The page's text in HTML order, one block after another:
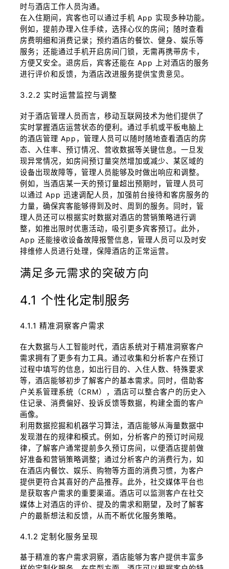
时与酒店工作人员沟通。
在入住期间，宾客也可以通过手机 App 实现多种功能。
例如，提前办理入住手续，选择心仪的房间；随时查看
房费明细和消费记录；预约酒店的餐饮、健身、娱乐等
服务；还能通过手机开启房间门锁，无需再携带房卡，
方便又安全。退房后，宾客还能在 App 上对酒店的服务
进行评价和反馈，为酒店改进服务提供宝贵意见。
3.2.2 实时运营监控与调整
对于酒店管理人员而言，移动互联网技术为他们提供了
实时掌握酒店运营状态的便利。通过手机或平板电脑上
的酒店管理 App，管理人员可以随时随地查看酒店的房
态、入住率、预订情况、营收数据等关键信息。一旦发
现异常情况，如房间预订量突然增加或减少、某区域的
设备出现故障等，管理人员能够及时做出响应和调整。
例如，当酒店某一天的预订量超出预期时，管理人员可
以通过 App 迅速调配人员，加强前台接待和客房服务的
力量，确保宾客能够得到及时、周到的服务。同时，管
理人员还可以根据实时数据对酒店的营销策略进行调
整，如推出限时优惠活动，吸引更多宾客预订。此外，
App 还能接收设备故障报警信息，管理人员可以及时安
排维修人员进行处理，保障酒店的正常运营。
满足多元需求的突破方向
4.1 个性化定制服务
4.1.1 精准洞察客户需求
在大数据与人工智能时代，酒店系统对于精准洞察客户
需求拥有了更多有力工具。通过收集和分析客户在预订
过程中填写的信息，如出行目的、入住人数、特殊要求
等，酒店能够初步了解客户的基本需求。同时，借助客
户关系管理系统（CRM），酒店可以整合客户的历史入
住记录、消费偏好、投诉反馈等数据，构建全面的客户
画像。
利用数据挖掘和机器学习算法，酒店能够从海量数据中
发现潜在的规律和模式。例如，分析客户的预订时间规
律，了解客户通常提前多久预订房间，以便酒店提前做
好准备和营销策略调整；通过分析客户的消费行为，如
在酒店内餐饮、娱乐、购物等方面的消费习惯，为客户
提供更符合其喜好的产品推荐。此外，社交媒体平台也
是获取客户需求的重要渠道。酒店可以监测客户在社交
媒体上对酒店的评价、提及的需求和期望，及时了解客
户的最新想法和反馈，从而不断优化服务策略。
4.1.2 定制化服务呈现
基于精准的客户需求洞察，酒店能够为客户提供丰富多